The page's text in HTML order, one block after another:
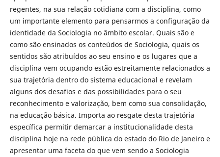
regentes, na sua relação cotidiana com a disciplina, como
um importante elemento para pensarmos a configuração da
identidade da Sociologia no âmbito escolar. Quais são e
como são ensinados os conteúdos de Sociologia, quais os
sentidos são atribuídos ao seu ensino e os lugares que a
disciplina vem ocupando estão estreitamente relacionados a
sua trajetória dentro do sistema educacional e revelam
alguns dos desafios e das possibilidades para o seu
reconhecimento e valorização, bem como sua consolidação,
na educação básica. Importa ao resgate desta trajetória
específica permitir demarcar a institucionalidade desta
disciplina hoje na rede pública do estado do Rio de Janeiro e
apresentar uma faceta do que vem sendo a Sociologia